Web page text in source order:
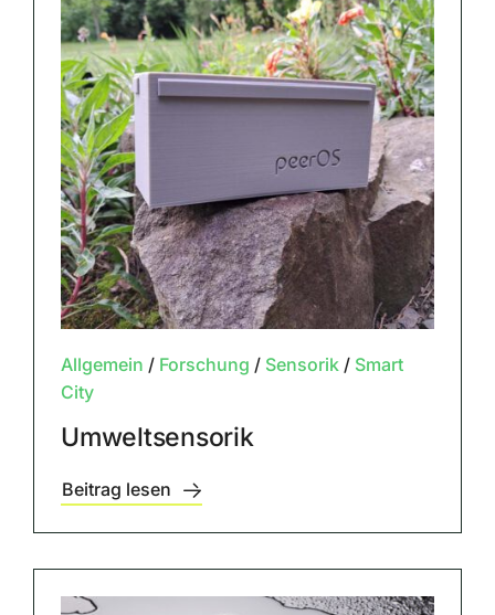
Allgemein / Forschung / Sensorik/ Smart
City
Umweltsensorik
Beitrag lesen